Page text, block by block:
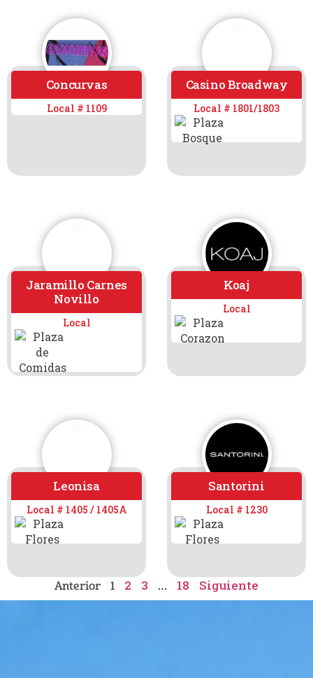
Concurvas
Local # 1109
Casino Broadway
Local # 1801/1803
Jaramillo Carnes
Novillo
Local
Koaj
Local
Leonisa
Local # 1405 / 1405A
Santorini
Local # 1230
Anterior 1 2 3 … 18 Siguiente